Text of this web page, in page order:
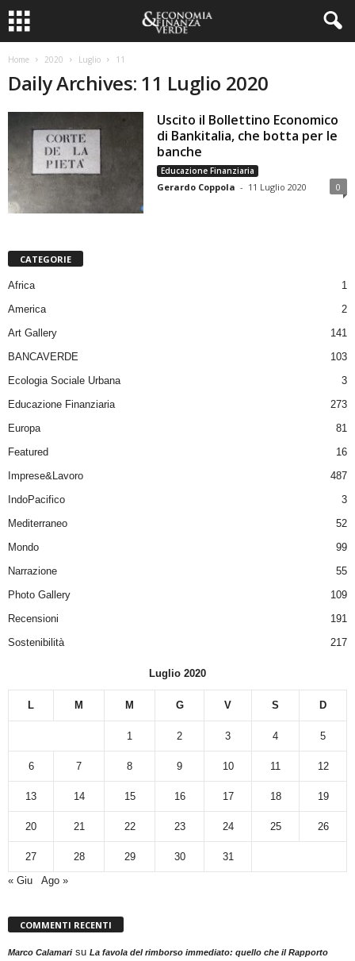
Home 2020 Luglio 11
Daily Archives: 11 Luglio 2020
Uscito il Bollettino Economico
di Bankitalia, che botta per le
banche
Educazione Finanziaria
Gerardo Coppola - 11 Luglio 2020 0
CATEGORIE
Africa
1
America
2
Art Gallery
141
BANCAVERDE
103
Ecologia Sociale Urbana
3
Educazione Finanziaria
273
Europa
81
Featured
16
Imprese&Lavoro
487
IndoPacifico
3
Mediterraneo
52
Mondo
99
Narrazione
55
Photo Gallery
109
Recensioni
191
Sostenibilità
217
Luglio 2020
L M M G V S D
1 2 3 4 5
6 7 8 9 10 11 12
13 14 15 16 17 18 19
20 21 22 23 24 25 26
27 28 29 30
31
« Giu
Ago »
COMMENTI RECENTI
Marco Calamarisu La favola del rimborso immediato: quello che il Rapporto